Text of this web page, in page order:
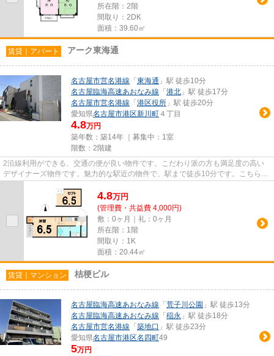
所在階：2階
間取り：2DK
面積：39.60㎡
賃貸｜アパート アーク東海通
名古屋市営名港線 「 東海通 」駅 徒歩10分
名古屋臨海高速あおなみ線 「 港北 」駅 徒歩17分
名古屋市営名港線 「 港区役所 」駅 徒歩20分
愛知県名古屋市港区新川町 ４丁目
4.8万円
築年数：築14年 ｜募集中： 1室
階数：2階建
2沿線利用ができる、交通の便が良い物件です。こだわり派の方も満足度の高い
デザイナーズ物件です。魅力的な駅近の物件で、駅まで徒歩10分です。こちらの
4.8万円
(管理費・共益費 4,000円)
敷：0ヶ月｜礼：0ヶ月
所在階：1階
間取り：1K
面積：20.44㎡
賃貸｜マンション 桔梗ビル
名古屋臨海高速あおなみ線 「 荒子川公園 」駅 徒歩13分
名古屋臨海高速あおなみ線 「 稲永 」駅 徒歩18分
名古屋市営名港線 「 築地口 」駅 徒歩23分
愛知県名古屋市港区名四町49
5万円